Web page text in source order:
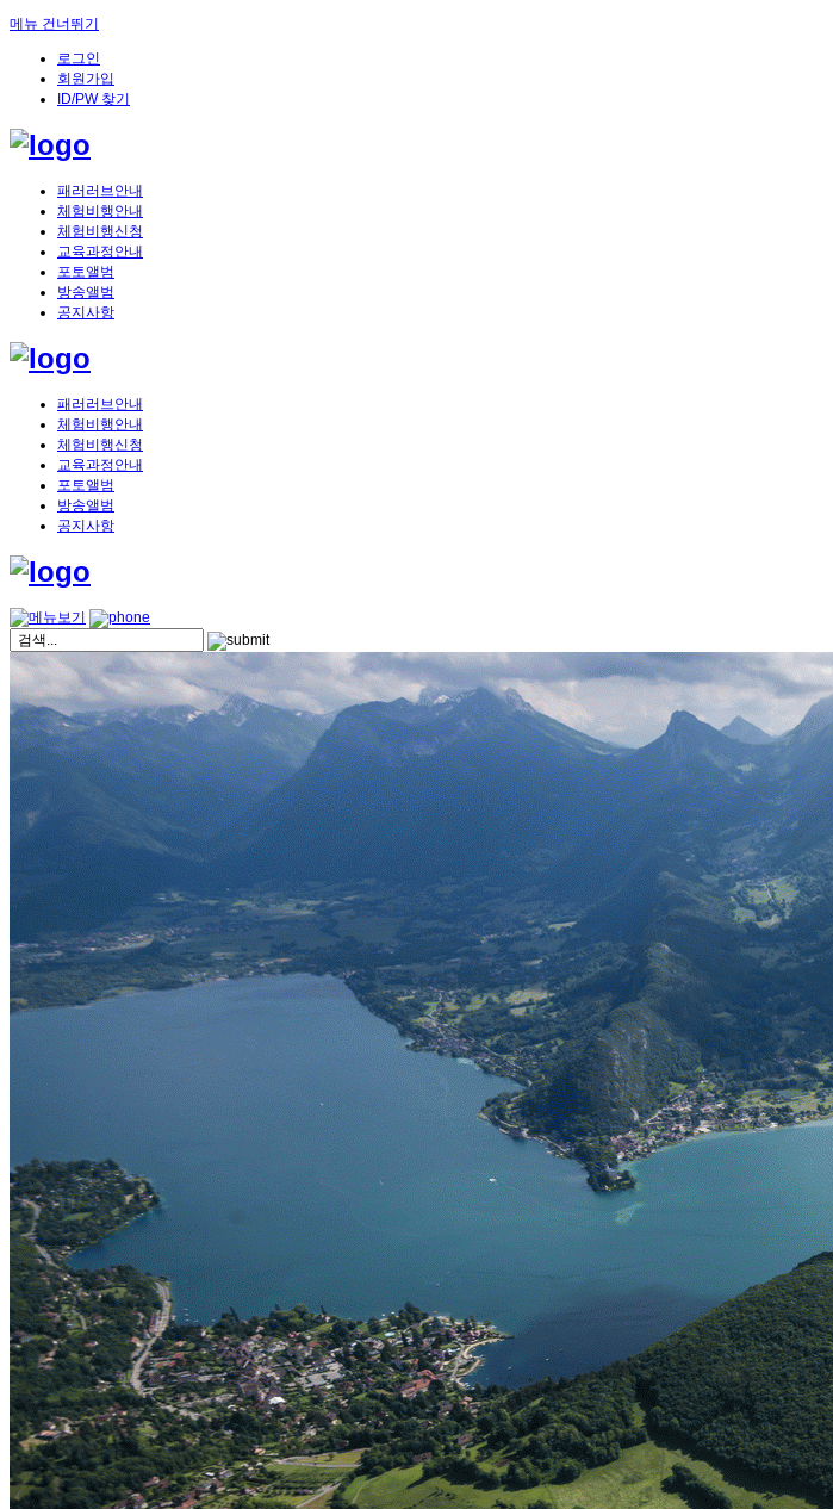
메뉴 건너뛰기
로그인
회원가입
ID/PW 찾기
패러러브안내
체험비행안내
체험비행신청
교육과정안내
포토앨범
방송앨범
공지사항
패러러브안내
체험비행안내
체험비행신청
교육과정안내
포토앨범
방송앨범
공지사항